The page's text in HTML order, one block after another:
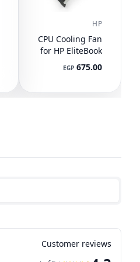
HP
CPU Cooling Fan
for HP EliteBook
745 G3 G4, 840
G3 G4, 848 G3
675.00
EGP
Customer reviews